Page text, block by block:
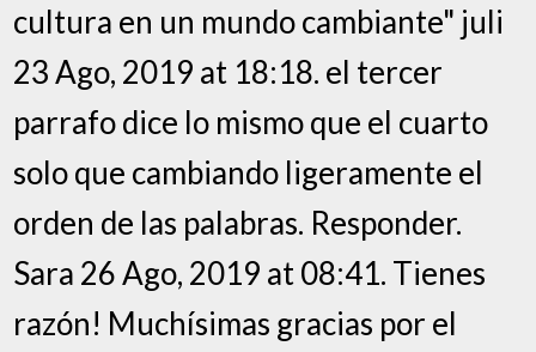
cultura en un mundo cambiante" juli
23 Ago, 2019 at 18:18. el tercer
parrafo dice lo mismo que el cuarto
solo que cambiando ligeramente el
orden de las palabras. Responder.
Sara 26 Ago, 2019 at 08:41. Tienes
razón! Muchísimas gracias por el